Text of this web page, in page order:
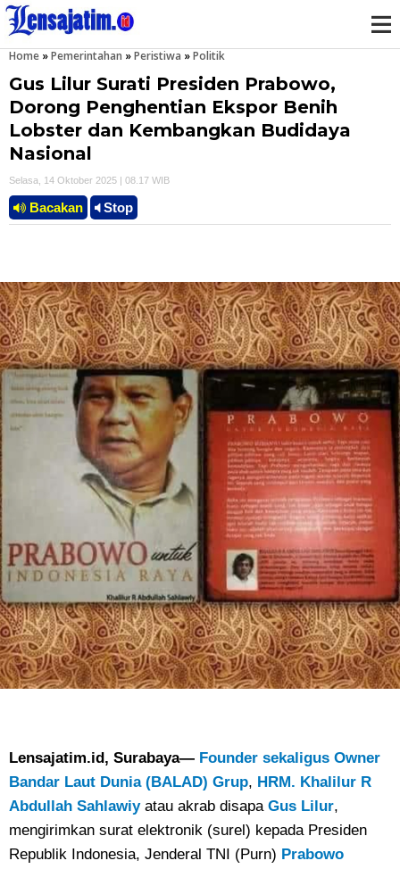
Home »Pemerintahan »Peristiwa »Politik
Gus Lilur Surati Presiden Prabowo,
Dorong Penghentian Ekspor Benih
Lobster dan Kembangkan Budidaya
Nasional
Selasa, 14 Oktober 2025 | 08.17 WIB
Bacakan Stop
Lensajatim.id, Surabaya— Founder sekaligus Owner
Bandar Laut Dunia (BALAD) Grup, HRM. Khalilur R
Abdullah Sahlawiyatau akrab disapa Gus Lilur,
mengirimkan surat elektronik (surel) kepada Presiden
Republik Indonesia, Jenderal TNI (Purn) Prabowo